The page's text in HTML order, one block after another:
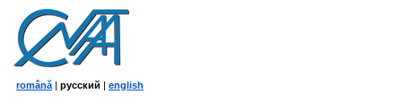
română | русский | english